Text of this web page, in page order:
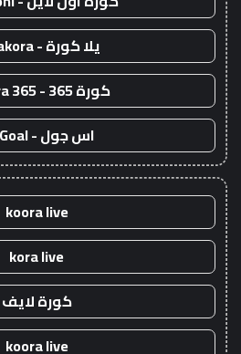
يلا كورة - yallakora
كورة 365 - kooora 365
اس جول - AS Goal
koora live
kora live
كورة لايف
koora live